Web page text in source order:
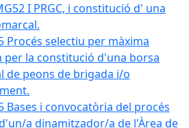
I PRGC, i constitució d' una
Procés selectiu per màxima
per la constitució d'una borsa
de peons de brigada i/o
Bases i convocatòria del procés
a dinamitzador/a de l'Àrea de